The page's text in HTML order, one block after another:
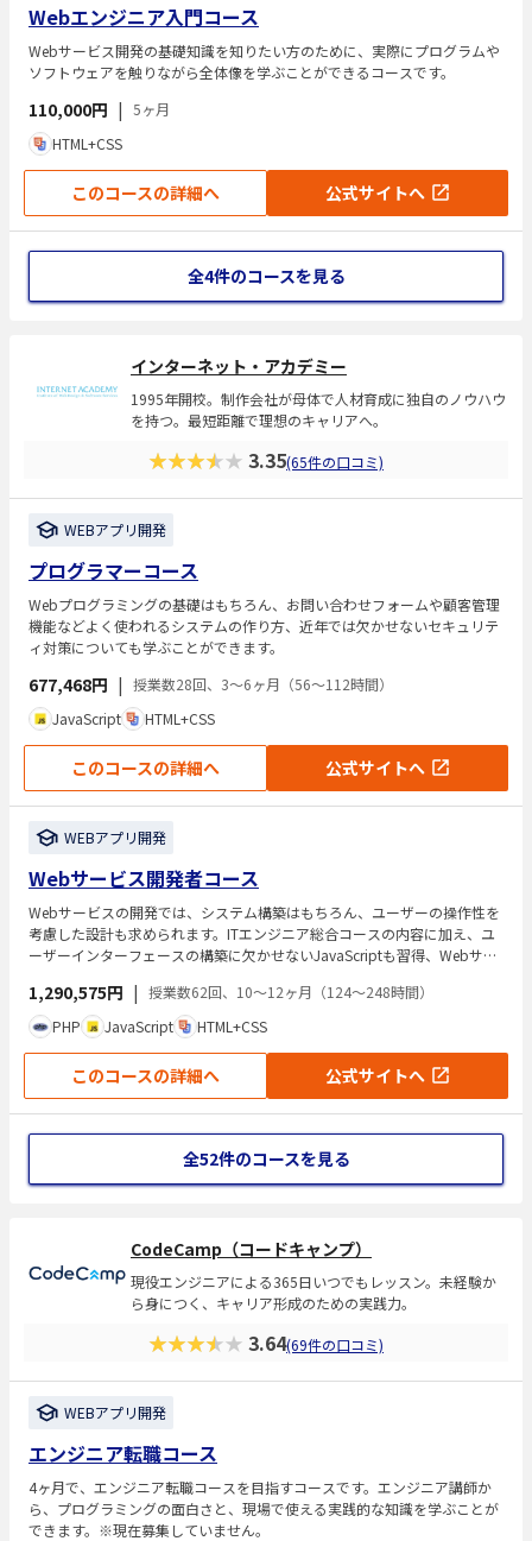
Webエンジニア入門コース
Webサービス開発の基礎知識を知りたい方のために、実際にプログラムや
ソフトウェアを触りながら全体像を学ぶことができるコースです。
110,000円 | 5ヶ月
HTML+CSS
このコースの詳細へ 公式サイトへ
全4件のコースを見る
インターネット・アカデミー
1995年開校。制作会社が母体で人材育成に独自のノウハウ
を持つ。最短距離で理想のキャリアへ。
★★★★★ 3.35(65件の口コミ)
WEBアプリ開発
プログラマーコース
Webプログラミングの基礎はもちろん、お問い合わせフォームや顧客管理
機能などよく使われるシステムの作り方、近年では欠かせないセキュリテ
ィ対策についても学ぶことができます。
677,468円 | 授業数28回、3～6ヶ月（56～112時間）
JavaScript
HTML+CSS
このコースの詳細へ 公式サイトへ
WEBアプリ開発
Webサービス開発者コース
Webサービスの開発では、システム構築はもちろん、ユーザーの操作性を
考慮した設計も求められます。ITエンジニア総合コースの内容に加え、ユ
ーザーインターフェースの構築に欠かせないJavaScriptも習得、Webサー
の場でWebサービスが関わってくる現在、独立・起業をしたい方にもオス
スメのコースです。
1,290,575円 | 授業数62回、10～12ヶ月（124～248時間）
PHP
JavaScript HTML+CSS
このコースの詳細へ 公式サイトへ
全52件のコースを見る
CodeCamp（コードキャンプ）
現役エンジニアによる365日いつでもレッスン。未経験か
ら身につく、キャリア形成のための実践力。
★★★★★ 3.64(69件の口コミ)
WEBアプリ開発
エンジニア転職コース
4ヶ月で、エンジニア転職コースを目指すコースです。エンジニア講師か
ら、プログラミングの面白さと、現場で使える実践的な知識を学ぶことが
できます。※現在募集していません。